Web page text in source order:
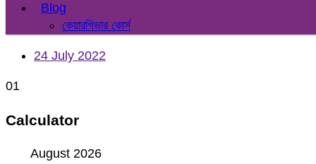
Blog
কেয়ারগিভার কোর্স
24 July 2022
01
Calculator
August 2026